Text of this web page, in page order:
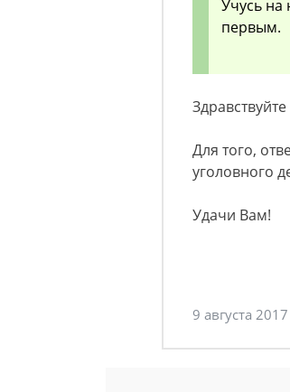
Учусь на
первым.
Для того,
уголовного
Удачи Вам!
9 августа